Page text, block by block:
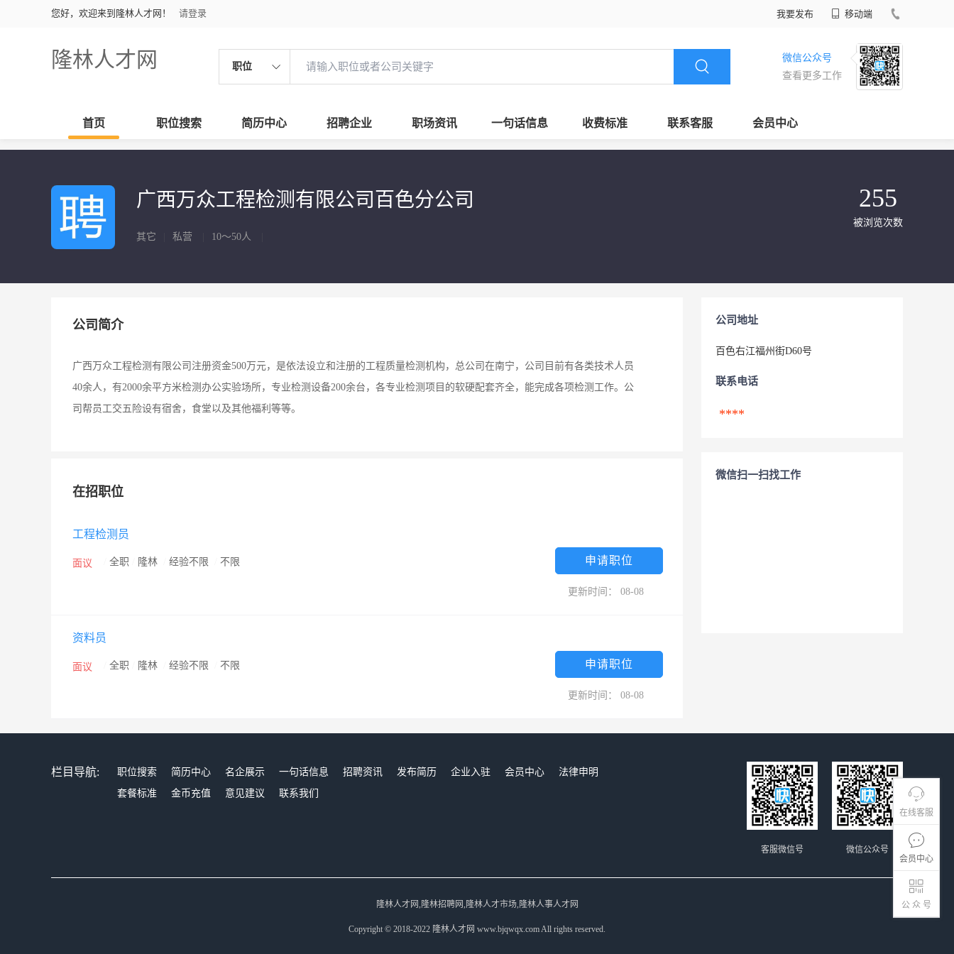
您好，欢迎来到隆林人才网！ 请登录 我要发布 移动端
隆林人才网 职位
微信公众号
查看更多工作
首页 职位搜索 简历中心 招聘企业 职场资讯 一句话信息 收费标准 联系客服 会员中心
在线客服
会员中心
公 众 号
广西万众工程检测有限公司百色分公司
其它 私营 10～50人
255
被浏览次数
公司简介
广西万众工程检测有限公司注册资金500万元，是依法设立和注册的工程质量检测机构，总公司在南宁，公司目前有各类技术人员
40余人，有2000余平方米检测办公实验场所，专业检测设备200余台，各专业检测项目的软硬配套齐全，能完成各项检测工作。公
司帮员工交五险设有宿舍，食堂以及其他福利等等。
在招职位
工程检测员
面议 全职 隆林 经验不限 不限 申请职位
更新时间： 08-08
资料员
面议 全职 隆林 经验不限 不限 申请职位
更新时间： 08-08
公司地址
百色右江福州街D60号
联系电话
****
微信扫一扫找工作
栏目导航: 职位搜索 简历中心 名企展示 一句话信息 招聘资讯 发布简历 企业入驻 会员中心
法律申明
套餐标准
金币充值 意见建议 联系我们
微信公众号
客服微信号
隆林人才网,隆林招聘网,隆林人才市场,隆林人事人才网
Copyright © 2018-2022 隆林人才网 www.bjqwqx.com All rights reserved.